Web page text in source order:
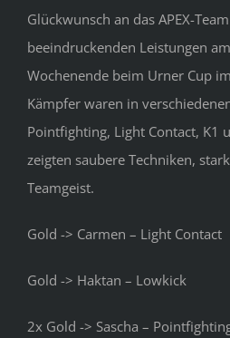
Glückwunsch an das APEX-
beeindruckenden Leistungen
Wochenende beim Urner Cup
Kämpfer waren in
Pointfighting, Light Contact, K1
zeigten saubere Techniken,
Teamgeist.
Gold -> Carmen – Light Contact
Gold -> Haktan – Lowkick
2x Gold -> Sascha –